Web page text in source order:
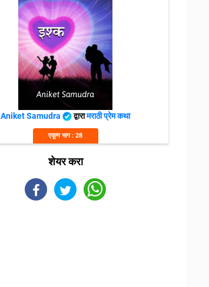
Aniket Samudra द्वारामराठी प्रेम कथा
एकूण भाग : 28
शेयर करा